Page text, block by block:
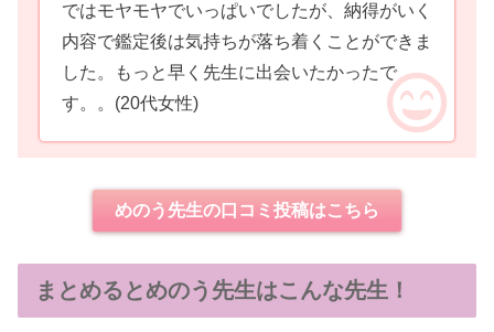
ではモヤモヤでいっぱいでしたが、納得がいく
内容で鑑定後は気持ちが落ち着くことができま
した。もっと早く先生に出会いたかったで
す。。 (20代女性)
めのう先生の口コミ投稿はこちら
まとめるとめのう先生はこんな先生！